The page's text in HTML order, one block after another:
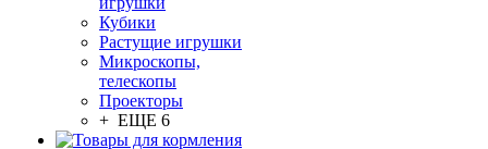
Кубики
Растущие игрушки
Микроскопы,
телескопы
Проекторы
+ ЕЩЕ 6